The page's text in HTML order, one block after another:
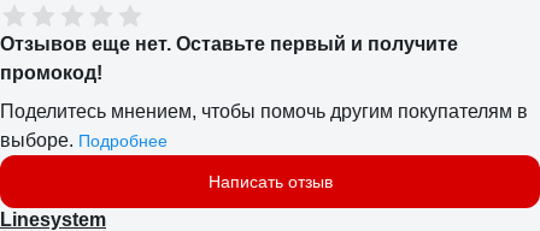
Отзывов еще нет. Оставьте первый и получите
промокод!
Поделитесь мнением, чтобы помочь другим покупателям в
выборе. Подробнее
Написать отзыв
Linesystem